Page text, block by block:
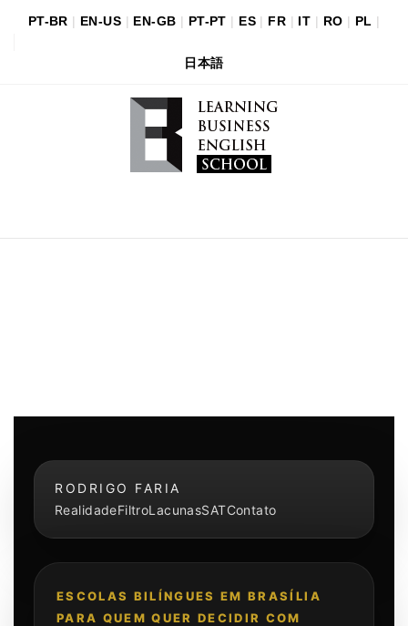
PT-BR | EN-US | EN-GB | PT-PT | ES | FR | IT | RO | PL |
日本語
RODRIGO FARIA
RealidadeFiltroLacunasSATContato
ESCOLAS BILÍNGUES EM BRASÍLIA
PARA QUEM QUER DECIDIR COM